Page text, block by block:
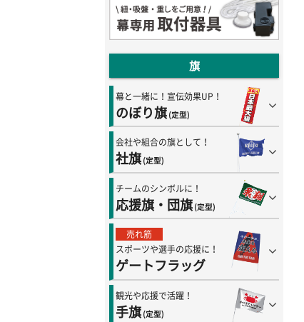
旗
幕と一緒に！宣伝効果UP！
のぼり旗 (定型)
会社や組合の旗として！
社旗 (定型)
チームのシンボルに！
応援旗・団旗 (定型)
売れ筋
スポーツや選手の応援に！
ゲートフラッグ
観光や応援で活躍！
手旗 (定型)